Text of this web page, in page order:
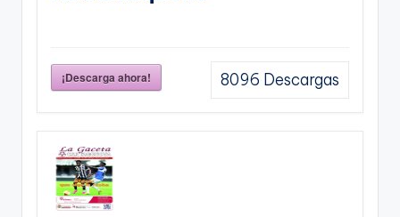
¡Descarga ahora! 8096 Descargas